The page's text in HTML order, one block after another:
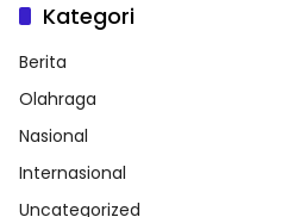
Kategori
Berita
Olahraga
Nasional
Internasional
Uncategorized